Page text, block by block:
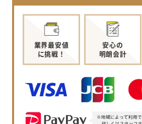
業界最安値
に挑戦！
安心の
明朗会計